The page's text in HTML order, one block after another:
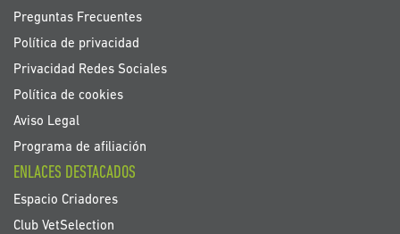
Preguntas Frecuentes
Política de privacidad
Privacidad Redes Sociales
Política de cookies
Aviso Legal
Programa de afiliación
ENLACES DESTACADOS
Espacio Criadores
Club VetSelection